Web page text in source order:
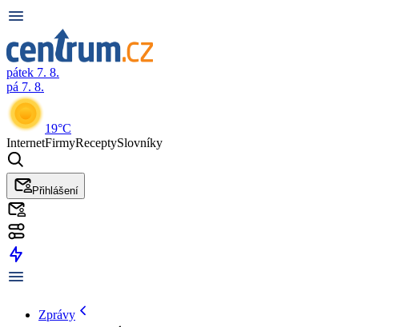
pátek 7. 8.
pá 7. 8.
19°C
InternetFirmyReceptySlovníky
Přihlášení
Zprávy